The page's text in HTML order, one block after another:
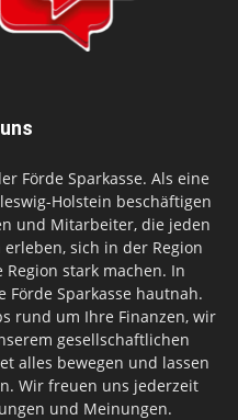
Förde Sparkasse. Als eine
Holstein beschäftigen
und Mitarbeiter, die jeden
sich in der Region
stark machen. In
Förde Sparkasse hautnah.
rund um Ihre Finanzen, wir
gesellschaftlichen
alles bewegen und lassen
Wir freuen uns jederzeit
und Meinungen.